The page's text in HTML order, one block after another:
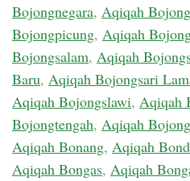
Bojongnegara, Aqiqah
Bojongpicung, Aqiqah
Bojongsalam, Aqiqah
Baru, Aqiqah Bojongsari
Aqiqah Bojongslawi, Aqiqah
Bojongtengah, Aqiqah
Aqiqah Bonang, Aqiqah
Aqiqah Bongas, Aqiqah